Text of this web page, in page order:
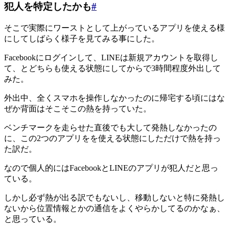
犯人を特定したかも#
そこで実際にワーストとして上がっているアプリを使える様
にしてしばらく様子を見てみる事にした。
Facebookにログインして、LINEは新規アカウントを取得し
て、とどちらも使える状態にしてからで3時間程度外出して
みた。
外出中、全くスマホを操作しなかったのに帰宅する頃にはな
ぜか背面はそこそこの熱を持っていた。
ベンチマークを走らせた直後でも大して発熱しなかったの
に、この2つのアプリをを使える状態にしただけで熱を持っ
た訳だ。
なので個人的にはFacebookとLINEのアプリが犯人だと思っ
ている。
しかし必ず熱が出る訳でもないし、移動しないと特に発熱し
ないから位置情報とかの通信をよくやらかしてるのかなぁ、
と思っている。